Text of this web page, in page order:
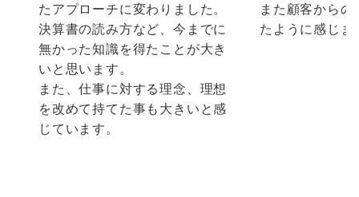
たアプローチに変わりました。
決算書の読み方など、今までに
無かった知識を得たことが大き
いと思います。
また、仕事に対する理念、理想
を改めて持てた事も大きいと感
じています。
また顧客から
たように感じま